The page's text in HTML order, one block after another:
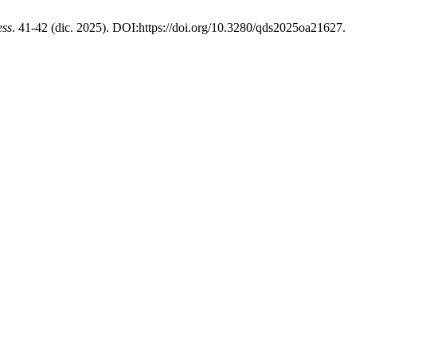
. 41-42 (dic. 2025). DOI:https://doi.org/10.3280/qds2025oa21627.